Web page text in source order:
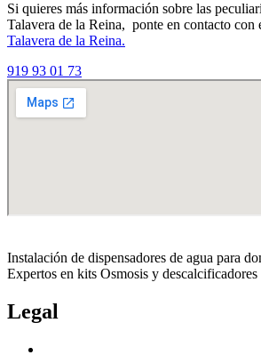
Si quieres más información sobre las
Talavera de la Reina, ponte en contacto con
Talavera de la Reina.
919 93 01 73
Instalación de dispensadores de agua para
Expertos en kits Osmosis y descalcificadores
Legal